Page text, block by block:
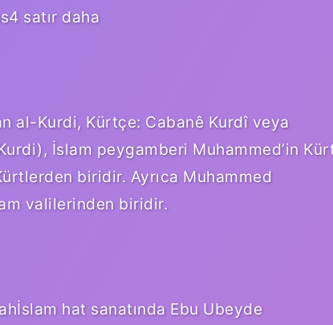
satır daha
İslam peygamberi Muhammed’in
biridir. Ayrıca Muhammed
valilerinden biridir.
hat sanatında Ebu Ubeyde